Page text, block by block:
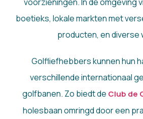
voorzieningen. In de omgeving
boetieks, lokale markten met
producten, en diverse
Golfliefhebbers kunnen hun
verschillende internationaal
golfbanen. Zo biedt de Club de
holesbaan omringd door een